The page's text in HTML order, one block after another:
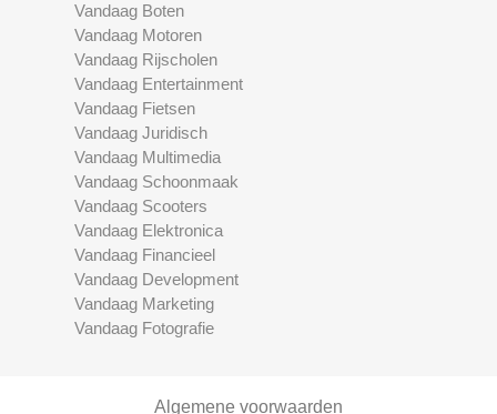
Vandaag Boten
Vandaag Motoren
Vandaag Rijscholen
Vandaag Entertainment
Vandaag Fietsen
Vandaag Juridisch
Vandaag Multimedia
Vandaag Schoonmaak
Vandaag Scooters
Vandaag Elektronica
Vandaag Financieel
Vandaag Development
Vandaag Marketing
Vandaag Fotografie
Algemene voorwaarden